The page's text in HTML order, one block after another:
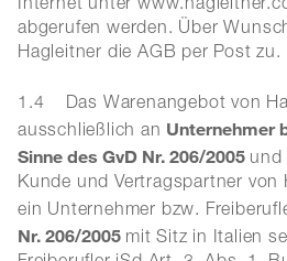
Internet unter
abgerufen werden. Über
Hagleitner die AGB per Post zu.
1.4 Das Warenangebot von
ausschließlich an Unternehmer
Sinne des GvD Nr. 206/2005 und
Kunde und Vertragspartner von
ein Unternehmer bzw.
Nr. 206/2005 mit Sitz in Italien